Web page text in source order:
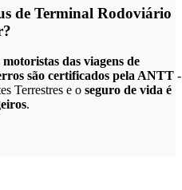
de Terminal Rodoviário
das viagens de
são certificados pela ANTT -
Terrestres e o seguro de vida é
.